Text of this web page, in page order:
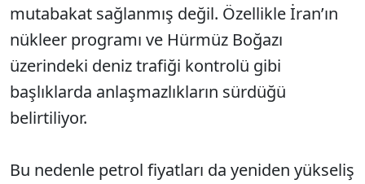
mutabakat sağlanmış değil. Özellikle İran’ın
nükleer programı ve Hürmüz Boğazı
üzerindeki deniz trafiği kontrolü gibi
başlıklarda anlaşmazlıkların sürdüğü
belirtiliyor.
Bu nedenle petrol fiyatları da yeniden yükseliş